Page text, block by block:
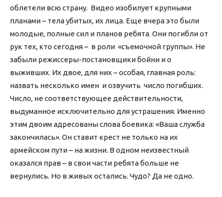
облетели всю страну. Видео изобилует крупными
планами – тела убитых, их лица. Еще вчера это были
молодые, полные сил и планов ребята. Они погибли от
рук тех, кто сегодня – в роли «съемочной группы». Не
забыли режиссеры-постановщики бойни и о
выживших. Их двое, для них – особая, главная роль:
назвать несколько имен и озвучить число погибших.
Число, не соответствующее действительности,
выдуманное исключительно для устрашения. Именно
этим двоим адресованы слова боевика: «Ваша служба
закончилась». Он ставит крест не только на их
армейском пути – на жизни. В одном неизвестный
оказался прав – в свои части ребята больше не
вернулись. Но в живых остались. Чудо? Да не одно.